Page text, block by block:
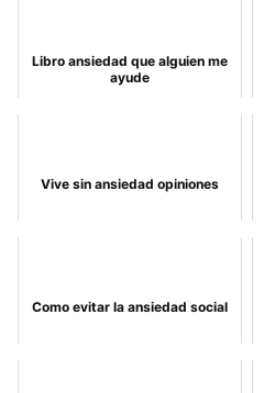
Libro ansiedad que alguien me
ayude
Vive sin ansiedad opiniones
Como evitar la ansiedad social